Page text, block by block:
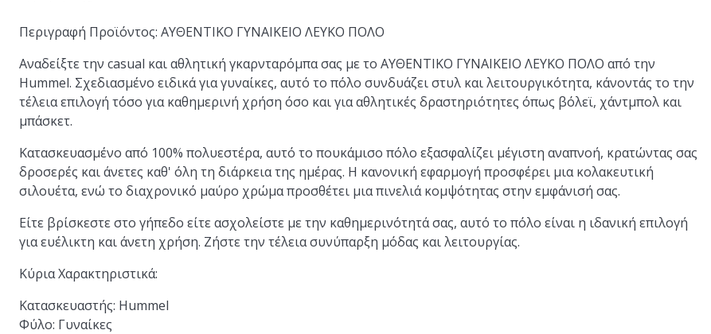
Περιγραφή Προϊόντος: ΑΥΘΕΝΤΙΚΟ ΓΥΝΑΙΚΕΙΟ ΛΕΥΚΟ ΠΟΛΟ
Αναδείξτε την casual και αθλητική γκαρνταρόμπα σας με το ΑΥΘΕΝΤΙΚΟ ΓΥΝΑΙΚΕΙΟ ΛΕΥΚΟ ΠΟΛΟ από την
Hummel. Σχεδιασμένο ειδικά για γυναίκες, αυτό το πόλο συνδυάζει στυλ και λειτουργικότητα, κάνοντάς το την
τέλεια επιλογή τόσο για καθημερινή χρήση όσο και για αθλητικές δραστηριότητες όπως βόλεϊ, χάντμπολ και
μπάσκετ.
Κατασκευασμένο από 100% πολυεστέρα, αυτό το πουκάμισο πόλο εξασφαλίζει μέγιστη αναπνοή, κρατώντας σας
δροσερές και άνετες καθ' όλη τη διάρκεια της ημέρας. Η κανονική εφαρμογή προσφέρει μια κολακευτική
σιλουέτα, ενώ το διαχρονικό μαύρο χρώμα προσθέτει μια πινελιά κομψότητας στην εμφάνισή σας.
Είτε βρίσκεστε στο γήπεδο είτε ασχολείστε με την καθημερινότητά σας, αυτό το πόλο είναι η ιδανική επιλογή
για ευέλικτη και άνετη χρήση. Ζήστε την τέλεια συνύπαρξη μόδας και λειτουργίας.
Κύρια Χαρακτηριστικά:
Κατασκευαστής: Hummel
Φύλο: Γυναίκες